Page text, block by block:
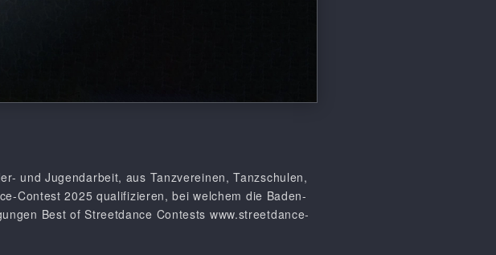
und Jugendarbeit, aus Tanzvereinen, Tanzschulen,
Contest 2025 qualifizieren, bei welchem die Baden-
Best of Streetdance Contests www.streetdance-